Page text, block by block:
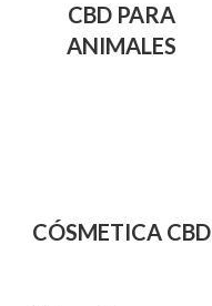
CBD PARA
ANIMALES
CÓSMETICA CBD